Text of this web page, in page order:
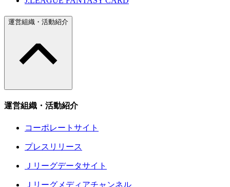
運営組織・活動紹介
運営組織・活動紹介
コーポレートサイト
プレスリリース
Ｊリーグデータサイト
Ｊリーグメディアチャンネル